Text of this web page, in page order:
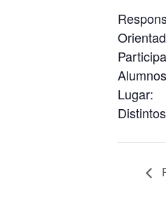
Lugar: